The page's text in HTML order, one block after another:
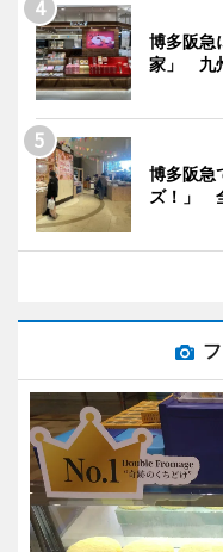
博多阪急
家」 九
博多阪急
ズ！」